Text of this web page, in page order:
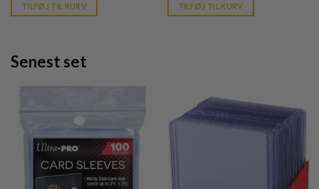
kr. 239,95.
TILFØJ TIL KURV
kr. 39,95.
TILFØJ TIL KURV
Senest set